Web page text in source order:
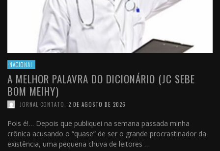
NACIONAL
A MELHOR PALAVRA DO DICIONÁRIO (JC SEBE
BOM MEIHY)
JORNAL CONTATO 2 DE AGOSTO DE 2026
Pois é!… Depois que publiquei na semana passada minha
crônica acusando o “quase” de ser o grande procrastinador da
existência, uma pequena chuva de leitores …